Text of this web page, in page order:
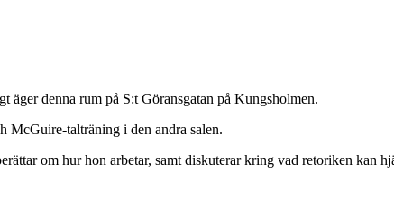
äger denna rum på S:t Göransgatan på Kungsholmen.
McGuire-talträning i den andra salen.
om hur hon arbetar, samt diskuterar kring vad retoriken kan